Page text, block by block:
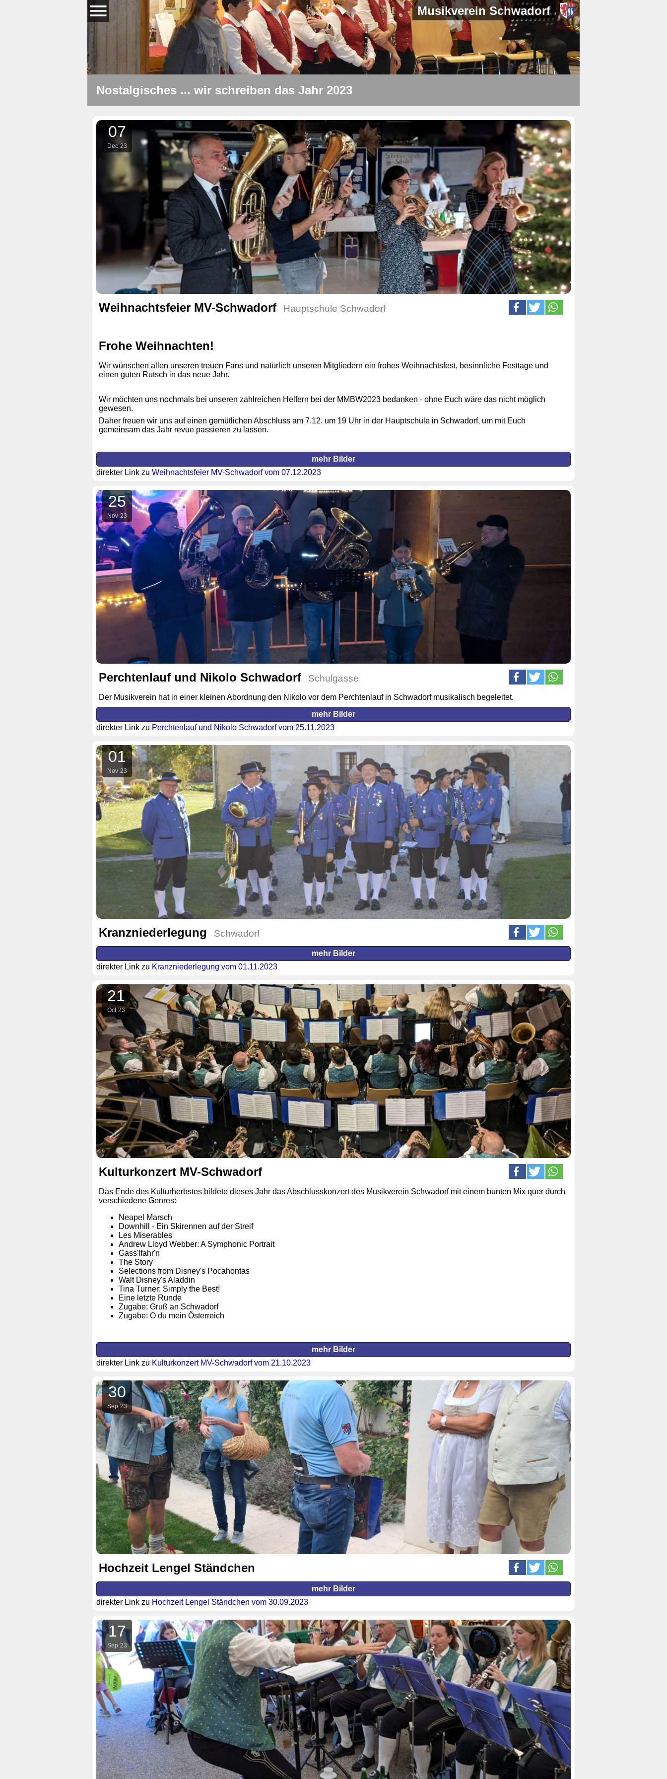
Musikverein Schwadorf
Nostalgisches ... wir schreiben das Jahr 2023
07
Dec 23
Weihnachtsfeier MV-Schwadorf Hauptschule Schwadorf
Frohe Weihnachten!
Wir wünschen allen unseren treuen Fans und natürlich unseren Mitgliedern ein frohes Weihnachtsfest, besinnliche Festtage und
einen guten Rutsch in das neue Jahr.
Wir möchten uns nochmals bei unseren zahlreichen Helfern bei der MMBW2023 bedanken - ohne Euch wäre das nicht möglich
gewesen.
Daher freuen wir uns auf einen gemütlichen Abschluss am 7.12. um 19 Uhr in der Hauptschule in Schwadorf, um mit Euch
gemeinsam das Jahr revue passieren zu lassen.
mehr Bilder
direkter Link zu Weihnachtsfeier MV-Schwadorf vom 07.12.2023
25
Nov 23
Perchtenlauf und Nikolo Schwadorf Schulgasse
Der Musikverein hat in einer kleinen Abordnung den Nikolo vor dem Perchtenlauf in Schwadorf musikalisch begeleitet.
mehr Bilder
direkter Link zu Perchtenlauf und Nikolo Schwadorf vom 25.11.2023
01
Nov 23
Kranzniederlegung Schwadorf
mehr Bilder
direkter Link zu Kranzniederlegung vom 01.11.2023
21
Oct 23
Kulturkonzert MV-Schwadorf
Das Ende des Kulturherbstes bildete dieses Jahr das Abschlusskonzert des Musikverein Schwadorf mit einem bunten Mix quer durch
verschiedene Genres:
Neapel Marsch
Downhill - Ein Skirennen auf der Streif
Les Miserables
Andrew Lloyd Webber: A Symphonic Portrait
Gass'lfahr'n
The Story
Selections from Disney's Pocahontas
Walt Disney's Aladdin
Tina Turner: Simply the Best!
Eine letzte Runde
Zugabe: Gruß an Schwadorf
Zugabe: O du mein Österreich
mehr Bilder
direkter Link zu Kulturkonzert MV-Schwadorf vom 21.10.2023
30
Sep 23
Hochzeit Lengel Ständchen
mehr Bilder
direkter Link zu Hochzeit Lengel Ständchen vom 30.09.2023
17
Sep 23